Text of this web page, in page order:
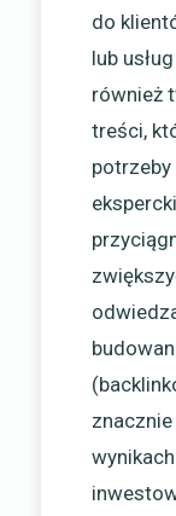
do
lub
również
treści,
potrzeby